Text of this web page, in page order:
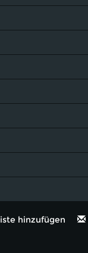
hinzufügen